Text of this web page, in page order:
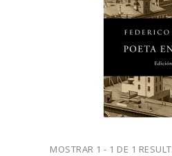
MOSTRAR 1 - 1 DE 1